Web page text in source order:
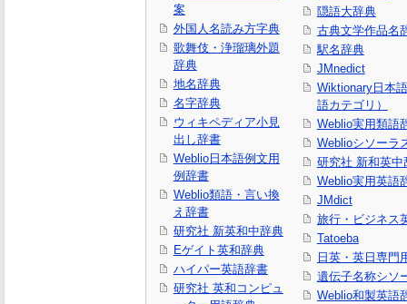
案
外国人名読み方字典
歌舞伎・浄瑠璃外題
辞典
地名辞典
名字辞典
ウィキペディア小見
出し辞書
Weblio日本語例文用
例辞書
Weblio類語・言い換
え辞書
研究社 新英和中辞典
Eゲイト英和辞典
ハイパー英語辞書
研究社 英和コンピュ
隠語大辞典
古典文学作品名
駅名辞典
JMnedict
Wiktionary日本
語カテゴリ）
Weblio実用類語
Weblioシソーラ
研究社 新和英中
Weblio実用英語
JMdict
旅行・ビジネス
Tatoeba
日英・英日専門
遺伝子名称シソ
Weblio和製英語